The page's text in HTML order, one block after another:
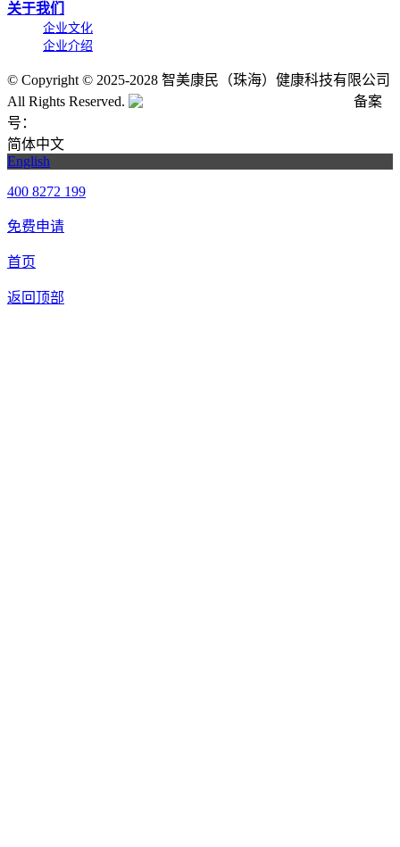
关于我们
企业文化
企业介绍
© Copyright © 2025-2028 智美康民（珠海）健康科技有限公司
All Rights Reserved.
备案
号：
简体中文
English
400 8272 199
免费申请
首页
返回顶部